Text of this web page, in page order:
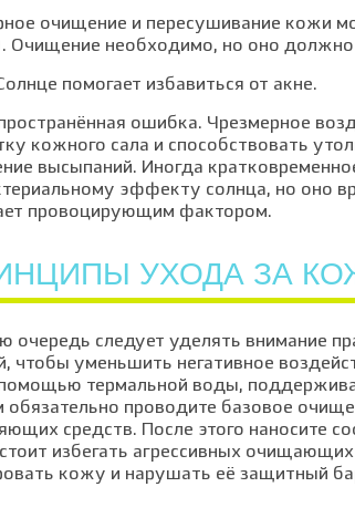
очищение и пересушивание кожи
Очищение необходимо, но оно
помогает избавиться от акне.
ошибка. Чрезмерное
кожного сала и способствовать
высыпаний. Иногда
эффекту солнца, но оно
провоцирующим фактором.
УХОДА ЗА
очередь следует уделять внимание
чтобы уменьшить негативное
термальной воды,
обязательно проводите базовое
средств. После этого наносите
избегать агрессивных
кожу и нарушать её защитный